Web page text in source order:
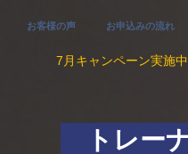
お客様の声 お申込みの流れ
​7 月キャンペーン実施
トレー